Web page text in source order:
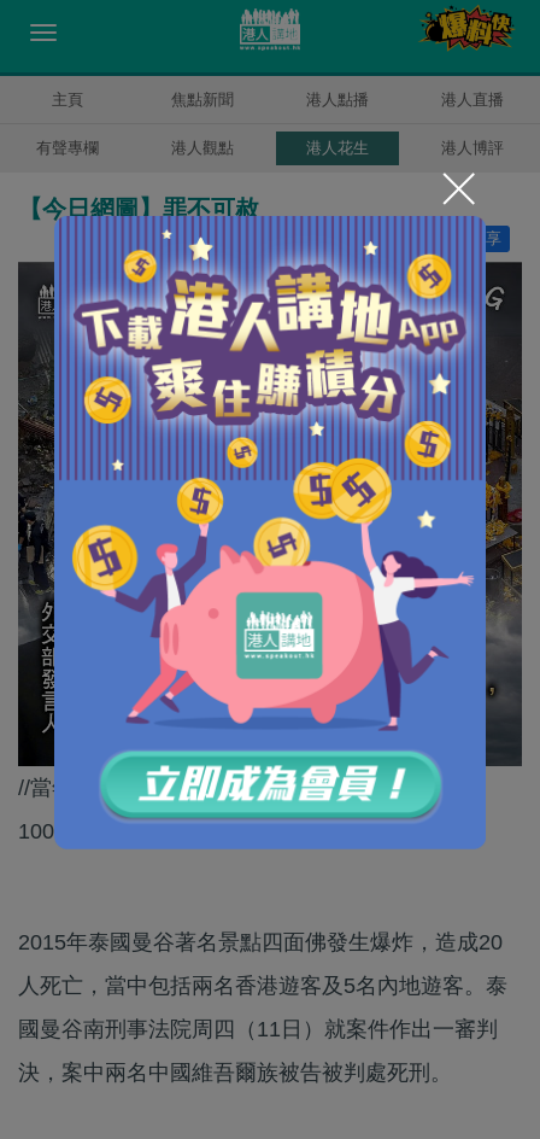
主頁 焦點新聞 港人點播 港人直播
有聲專欄 港人觀點 港人花生 港人博評
【今日網圖】罪不可赦
分享
//當年嘅恐襲造成包括7名中國公民在內20人罹難、
100多人受傷！//
2015年泰國曼谷著名景點四面佛發生爆炸，造成20
人死亡，當中包括兩名香港遊客及5名內地遊客。泰
國曼谷南刑事法院周四（11日）就案件作出一審判
決，案中兩名中國維吾爾族被告被判處死刑。